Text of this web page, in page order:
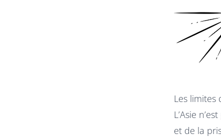
Les limites
L’Asie
et de la